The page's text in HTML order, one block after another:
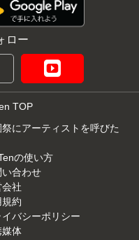
ロー
TOP
にアーティストを呼びた
の使い方
い合わせ
社
約
イバシーポリシー
媒体